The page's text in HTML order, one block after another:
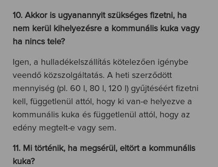
10. Akkor is ugyanannyit szükséges fizetni, ha
nem kerül kihelyezésre a kommunális kuka vagy
ha nincs tele?
Igen, a hulladékelszállítás kötelezően igénybe
veendő közszolgáltatás. A heti szerződött
mennyiség (pl. 60 l, 80 l, 120 l) gyűjtéséért fizetni
kell, függetlenül attól, hogy ki van-e helyezve a
kommunális kuka és függetlenül attól, hogy az
edény megtelt-e vagy sem.
11. Mi történik, ha megsérül, eltört a kommunális
kuka?